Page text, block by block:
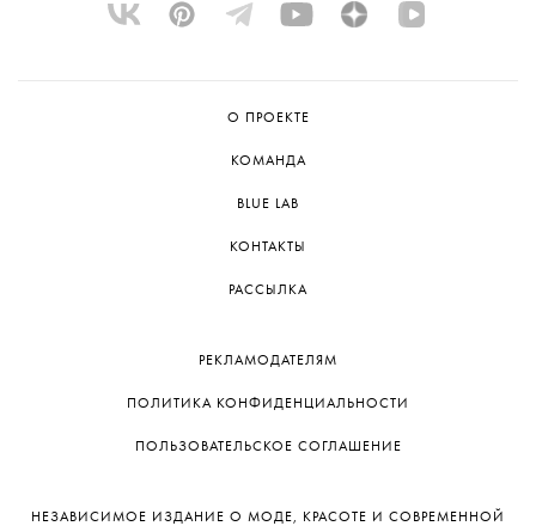
О ПРОЕКТЕ
КОМАНДА
BLUE LAB
КОНТАКТЫ
РАССЫЛКА
РЕКЛАМОДАТЕЛЯМ
ПОЛИТИКА КОНФИДЕНЦИАЛЬНОСТИ
ПОЛЬЗОВАТЕЛЬСКОЕ СОГЛАШЕНИЕ
НЕЗАВИСИМОЕ ИЗДАНИЕ О МОДЕ, КРАСОТЕ И СОВРЕМЕННОЙ